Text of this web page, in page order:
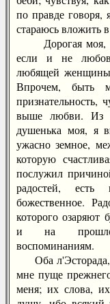
по правде говоря,
стараюсь вложить
Дорогая моя,
если и не
любящей женщины
Впрочем, быть
признательность,
выше любви. Из
душенька моя, я
ужасно земное,
которую
послужил
радостей, есть
божественное.
которого озаряют
и на
воспоминаниям.
Оба л'Эсторада,
мне пуще
меня; их слова,